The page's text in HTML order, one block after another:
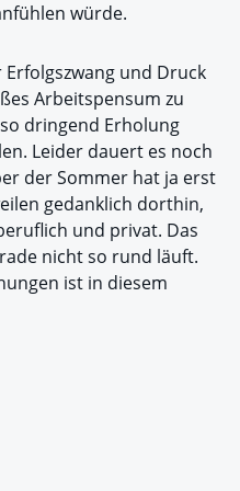
würde.
und Druck
Arbeitspensum zu
dringend Erholung
Leider dauert es noch
der Sommer hat ja erst
gedanklich dorthin,
und privat. Das
nicht so rund läuft.
ist in diesem